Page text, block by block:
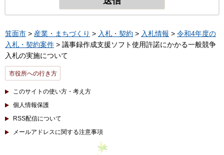
箕面市 > 産業・まちづくり > 入札・契約 > 入札情報 > 令和4年度の
入札・契約案件 > 議事録作成支援ソフト使用許諾にかかる一般競争
入札の実施について
市役所への行き方
このサイトの使い方・考え方
個人情報保護
RSS配信について
メールアドレスに関する注意事項